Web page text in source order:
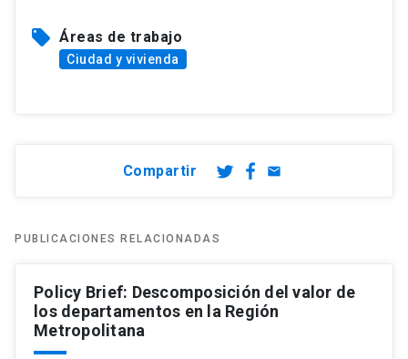
local_offer Áreas de trabajo
Ciudad y vivienda
Compartir email
PUBLICACIONES RELACIONADAS
Policy Brief: Descomposición del valor de
los departamentos en la Región
Metropolitana